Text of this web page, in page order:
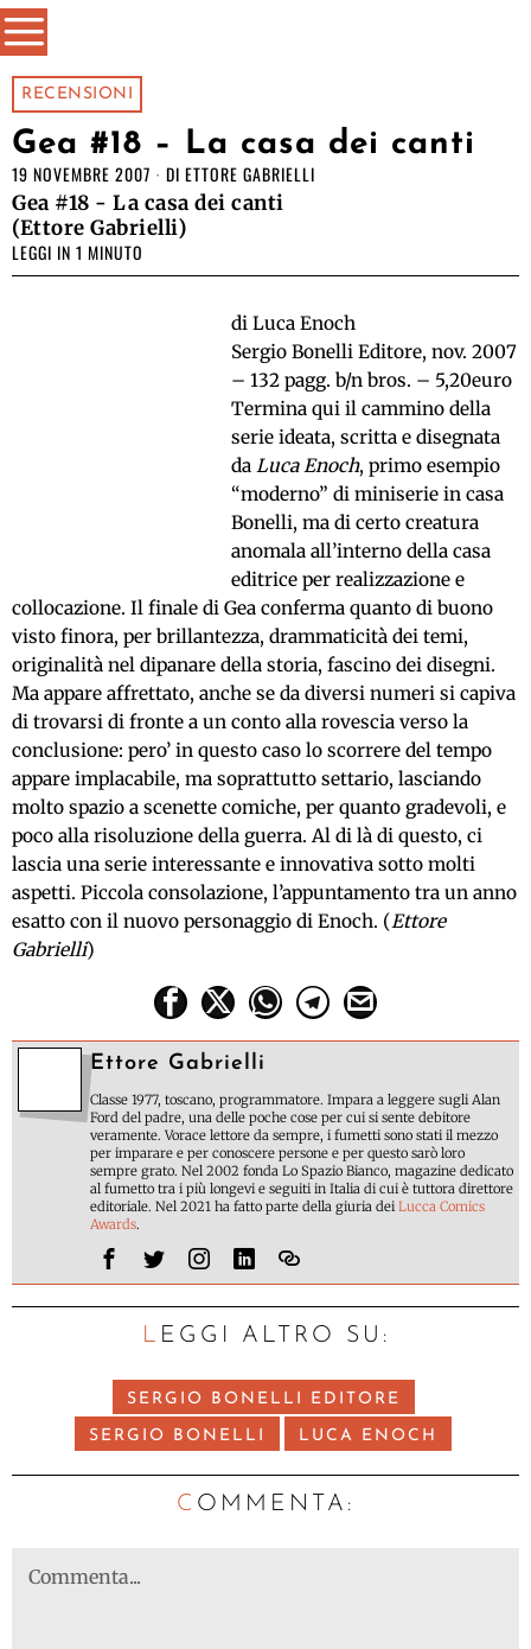
RECENSIONI
Gea #18 – La casa dei canti
19 NOVEMBRE 2007 DI ETTORE GABRIELLI
Gea #18 - La casa dei canti
(Ettore Gabrielli)
LEGGI IN 1 MINUTO
di Luca Enoch
Sergio Bonelli Editore, nov. 2007
– 132 pagg. b/n bros. – 5,20euro
Termina qui il cammino della
serie ideata, scritta e disegnata
da Luca Enoch, primo esempio
“moderno” di miniserie in casa
Bonelli, ma di certo creatura
anomala all’interno della casa
editrice per realizzazione e
collocazione. Il finale di Gea conferma quanto di buono
visto finora, per brillantezza, drammaticità dei temi,
originalità nel dipanare della storia, fascino dei disegni.
Ma appare affrettato, anche se da diversi numeri si capiva
di trovarsi di fronte a un conto alla rovescia verso la
conclusione: pero’ in questo caso lo scorrere del tempo
appare implacabile, ma soprattutto settario, lasciando
molto spazio a scenette comiche, per quanto gradevoli, e
poco alla risoluzione della guerra. Al di là di questo, ci
lascia una serie interessante e innovativa sotto molti
aspetti. Piccola consolazione, l’appuntamento tra un anno
esatto con il nuovo personaggio di Enoch. (Ettore
Gabrielli)
Ettore Gabrielli
Classe 1977, toscano, programmatore. Impara a leggere sugli Alan
Ford del padre, una delle poche cose per cui si sente debitore
veramente. Vorace lettore da sempre, i fumetti sono stati il mezzo
per imparare e per conoscere persone e per questo sarò loro
sempre grato. Nel 2002 fonda Lo Spazio Bianco, magazine dedicato
al fumetto tra i più longevi e seguiti in Italia di cui è tuttora direttore
editoriale. Nel 2021 ha fatto parte della giuria deiLucca Comics
Awards.
LEGGI ALTRO SU:
SERGIO BONELLI EDITORE
SERGIO BONELLI LUCA ENOCH
C OMMENTA: